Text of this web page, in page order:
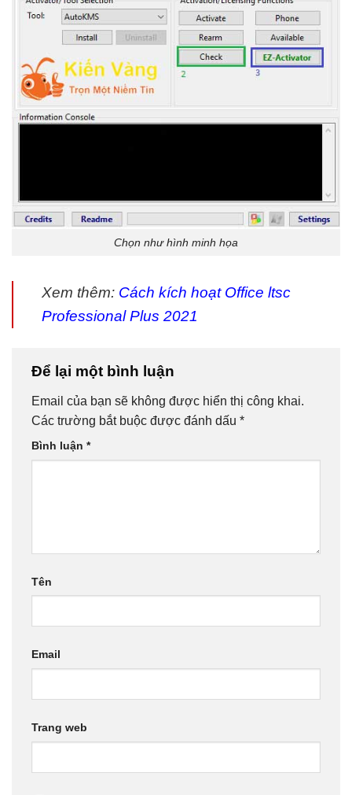
Chọn như hình minh họa
Xem thêm: Cách kích hoạt Office ltsc
Professional Plus 2021
Để lại một bình luận
Email của bạn sẽ không được hiển thị công khai.
Các trường bắt buộc được đánh dấu *
Bình luận *
Tên
Email
Trang web